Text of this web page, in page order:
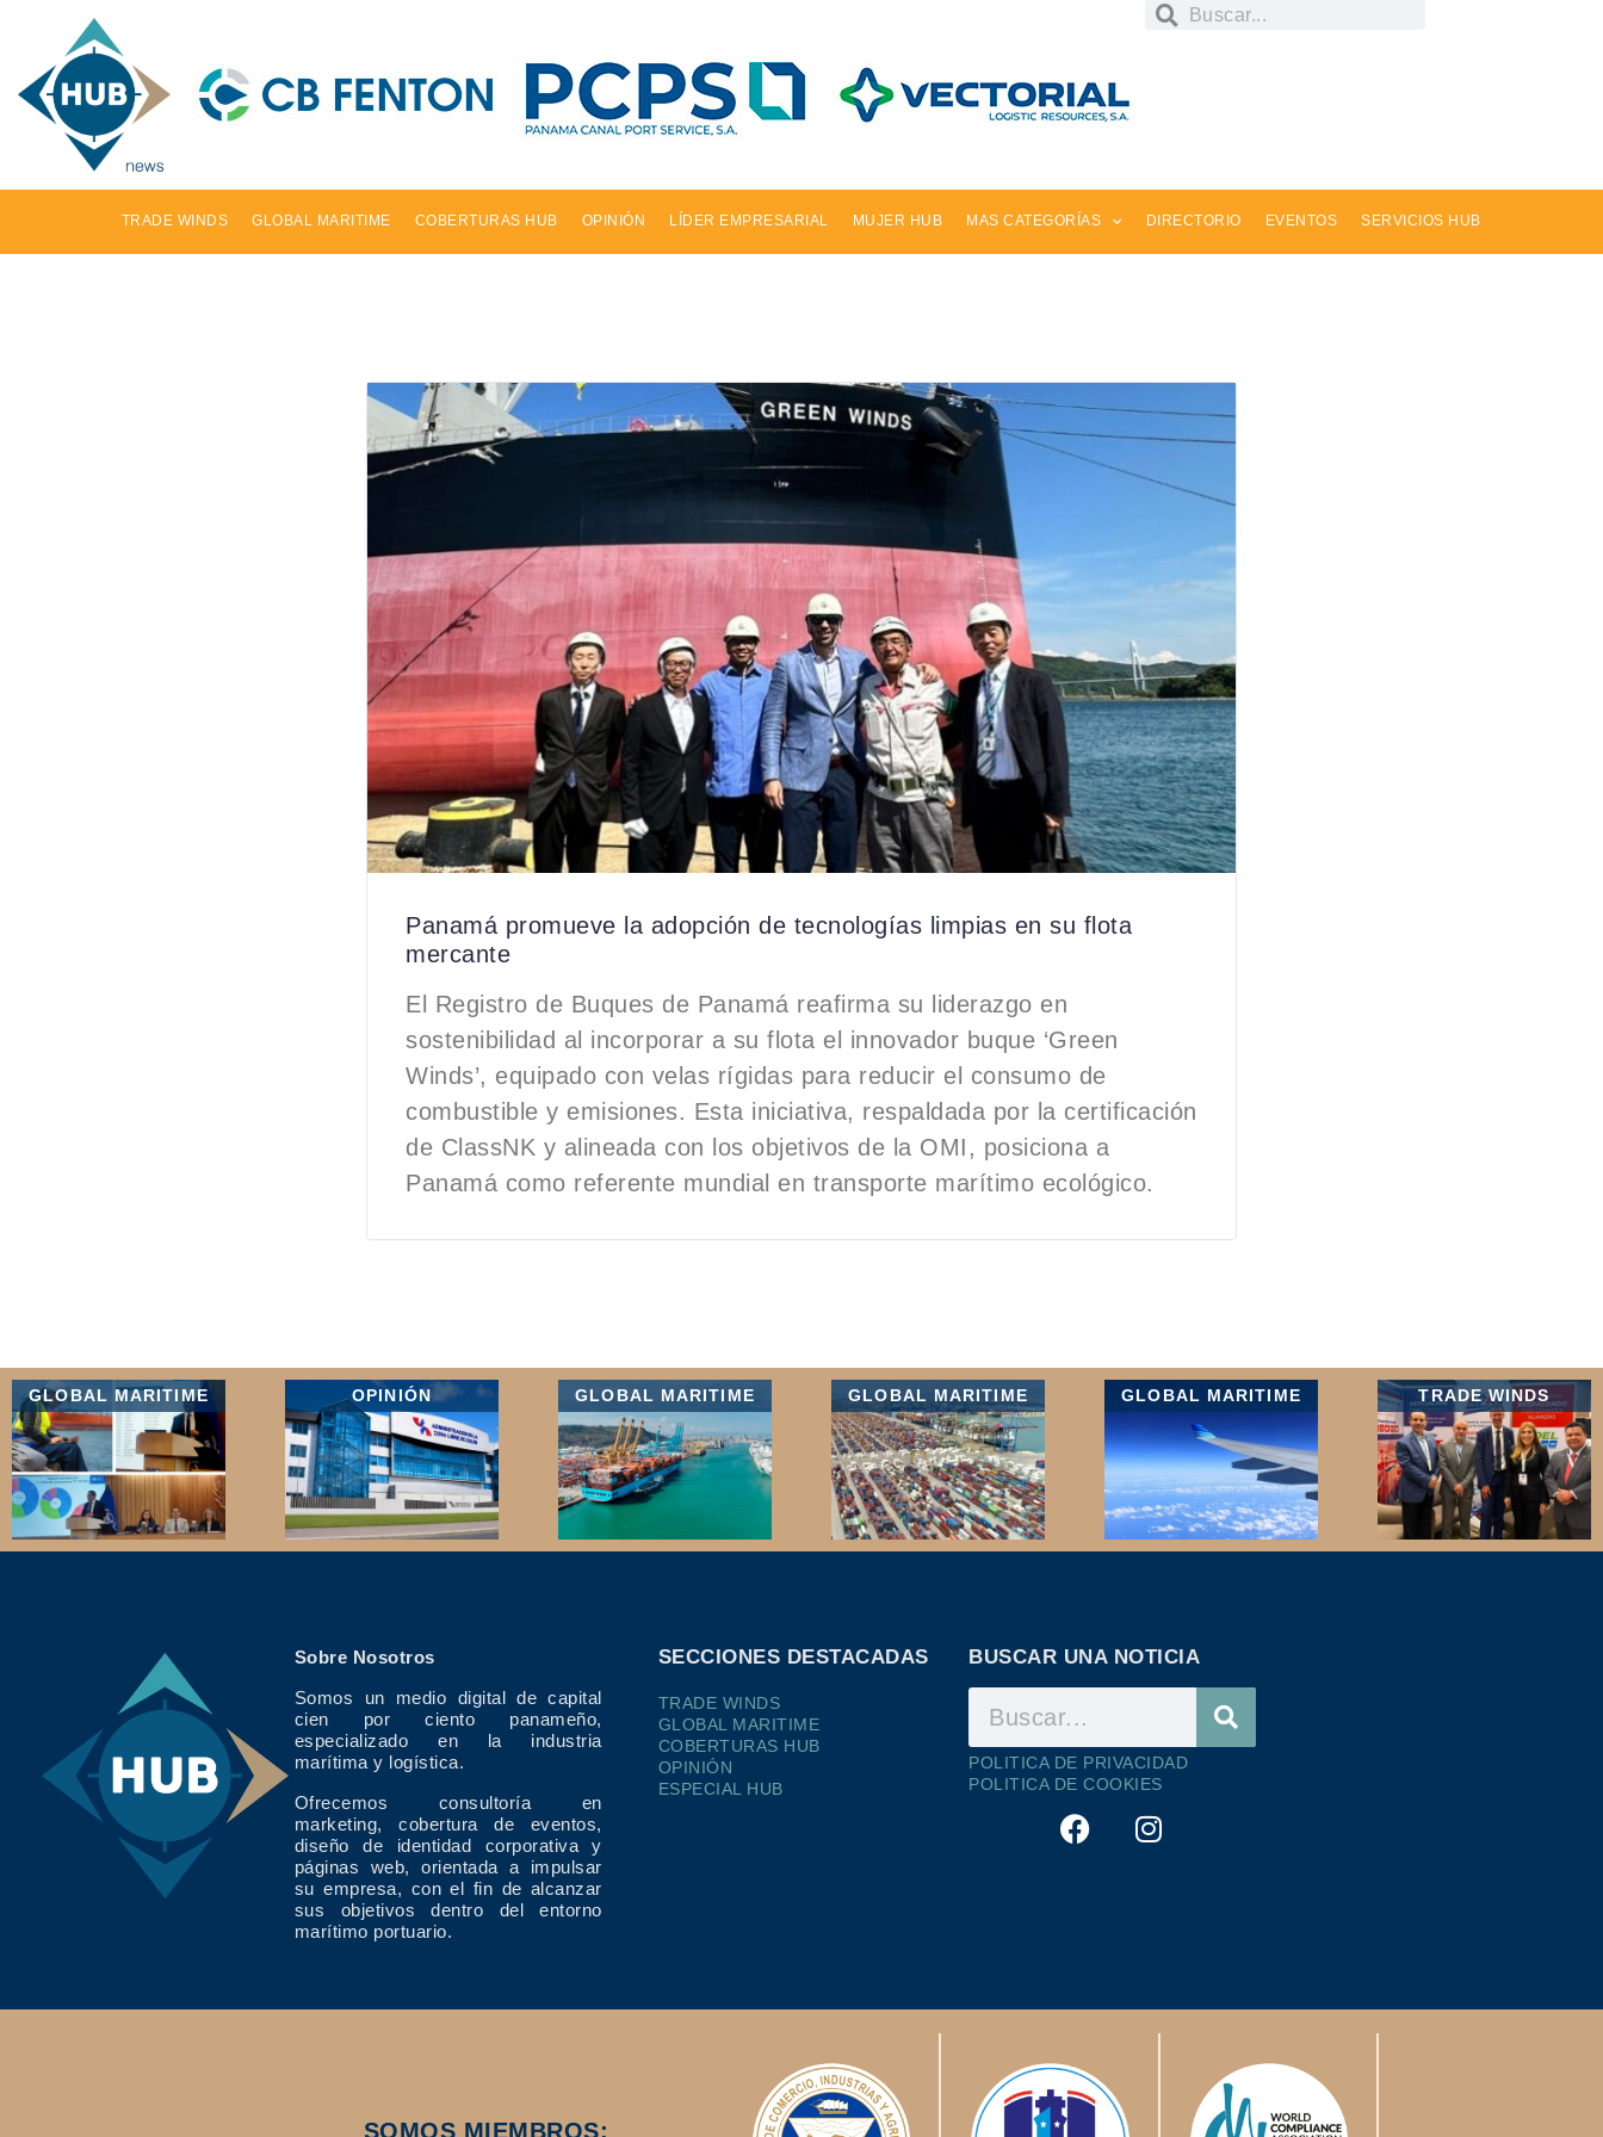
TRADE WINDS GLOBAL MARITIME COBERTURAS HUB OPINIÓN LÍDER EMPRESARIAL MUJER HUB MAS CATEGORÍAS DIRECTORIO EVENTOS SERVICIOS HUB
Panamá promueve la adopción de tecnologías limpias en su flota
mercante
El Registro de Buques de Panamá reafirma su liderazgo en
sostenibilidad al incorporar a su flota el innovador buque ‘Green
Winds’, equipado con velas rígidas para reducir el consumo de
combustible y emisiones. Esta iniciativa, respaldada por la certificación
de ClassNK y alineada con los objetivos de la OMI, posiciona a
Panamá como referente mundial en transporte marítimo ecológico.
GLOBAL MARITIME OPINIÓN GLOBAL MARITIME GLOBAL MARITIME GLOBAL MARITIME TRADE WINDS
Sobre Nosotros
Somos un medio digital de capital
cien por ciento panameño,
especializado en la industria
marítima y logística.
Ofrecemos consultoría en
marketing, cobertura de eventos,
diseño de identidad corporativa y
páginas web, orientada a impulsar
su empresa, con el fin de alcanzar
sus objetivos dentro del entorno
marítimo portuario.
SECCIONES DESTACADAS
TRADE WINDS
GLOBAL MARITIME
COBERTURAS HUB
OPINIÓN
ESPECIAL HUB
BUSCAR UNA NOTICIA
POLITICA DE PRIVACIDAD
POLITICA DE COOKIES
SOMOS MIEMBROS: